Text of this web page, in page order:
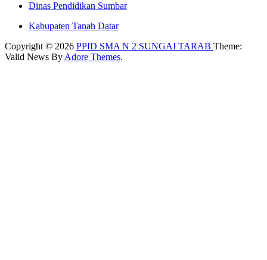
Dinas Pendidikan Sumbar
Kabupaten Tanah Datar
Copyright © 2026 PPID SMA N 2 SUNGAI TARAB Theme:
Valid News By Adore Themes.